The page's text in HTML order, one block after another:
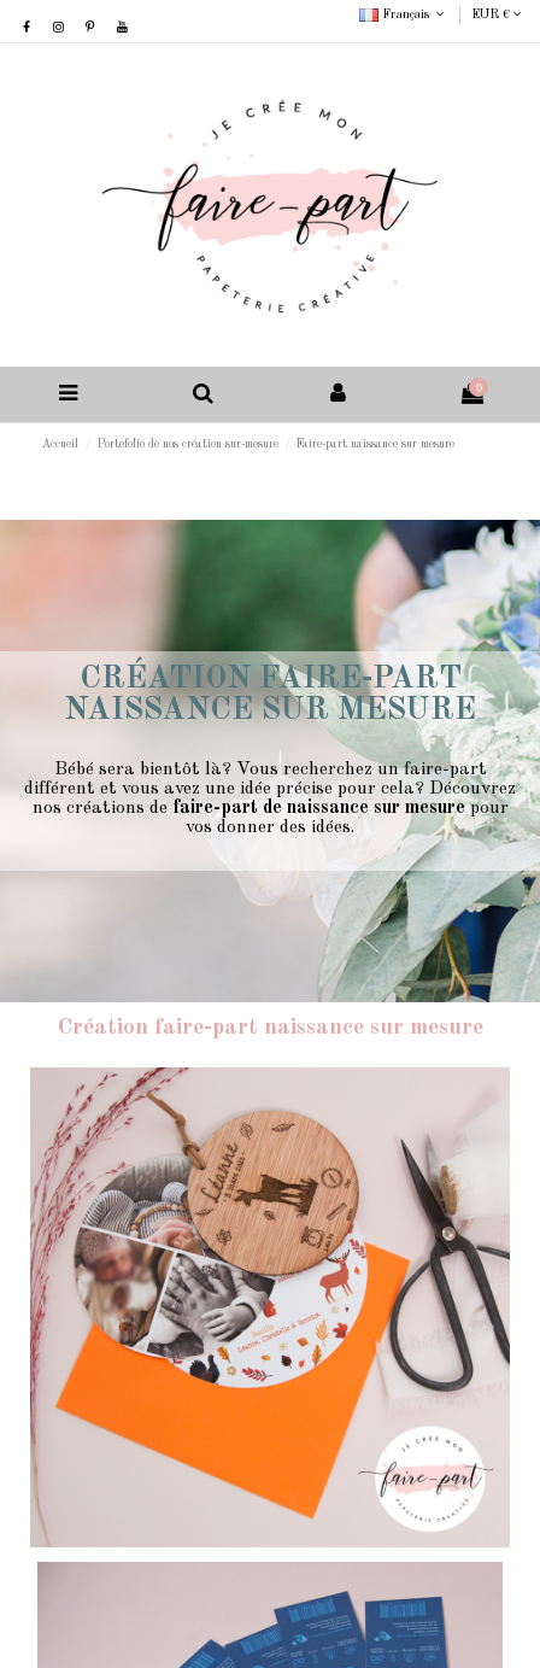
Français EUR €
0
Accueil Portefolio de nos création sur-mesure Faire-part naissance sur mesure
CRÉATION FAIRE-PART
NAISSANCE SUR MESURE
Bébé sera bientôt là? Vous recherchez un faire-part
différent et vous avez une idée précise pour cela? Découvrez
nos créations de faire-part de naissance sur mesurepour
vos donner des idées.
Création faire-part naissance sur mesure